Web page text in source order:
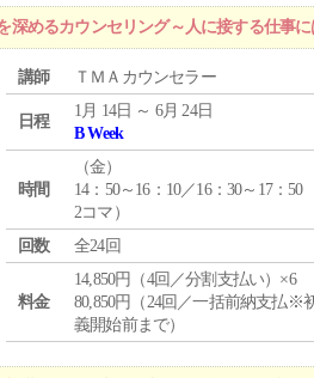
深めるカウンセリング～人に接する仕事
講師 ＴＭＡカウンセラー
日程
1月 14日 ～ 6月 24日
B Week
時間
（金）
14：50～16：10／16：30～17：50
2コマ）
回数
全24回
料金
14,850円（4回／分割支払い）×6
80,850円（24回／一括前納支払※
義開始前まで）